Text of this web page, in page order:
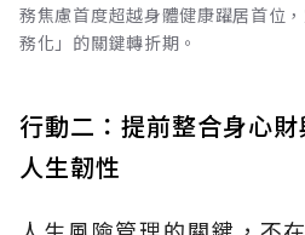
務焦慮首度超越身體健康躍居首位
務化」的關鍵轉折期。
行動二：提前整合身心
人生韌性